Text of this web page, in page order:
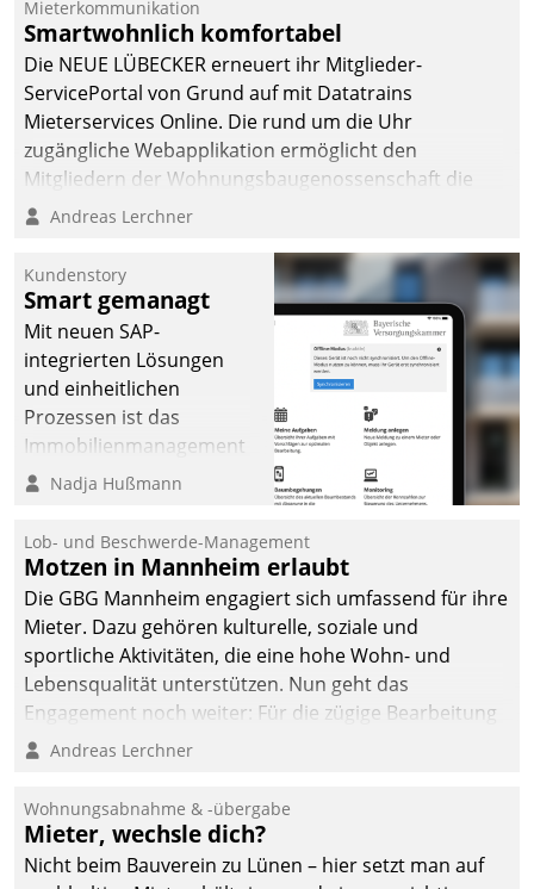
Mitteilungen zum
Heizungs- und
Wasserverbrauch gehen
automatisiert, vollständig
und auf Wunsch über
mehrere zuvor
Kommunikationswege bei
Mieterkommunikation
Smartwohnlich komfortabel
Die NEUE LÜBECKER erneuert ihr Mitglieder-
ServicePortal von Grund auf mit Datatrains
Mieterservices Online. Die rund um die Uhr
zugängliche Webapplikation ermöglicht den
Mitgliedern der Wohnungs­bau­genossenschaft die
Kontaktaufnahme per Smartphone, Tablet oder PC.
Andreas Lerchner
Kundenstory
Smart gemanagt
Mit neuen SAP-
integrierten Lösungen
und einheitlichen
Prozessen ist das
Immobilienmanagement
der Bayerischen
Ressort Kapitalanlage für
künftige Aufgaben und
Herausforderungen
gerüstet.
Nadja Hußmann
Lob- und Beschwerde-Management
Motzen in Mannheim erlaubt
Die GBG Mannheim engagiert sich umfassend für ihre
Mieter. Dazu gehören kulturelle, soziale und
sportliche Aktivitäten, die eine hohe Wohn- und
Lebensqualität unterstützen. Nun geht das
Engagement noch weiter: Für die zügige Bearbeitung
von Beschwerden – oder Lob – richtet das
und Beschwerde-Management einen eigenen Kanal
ein.
Andreas Lerchner
Wohnungsabnahme & -übergabe
Mieter, wechsle dich?
Nicht beim Bauverein zu Lünen – hier setzt man auf